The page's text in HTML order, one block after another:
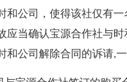
和公司，使得该社仅有
应当确认宝源合作社与
公司解除合同的诉请,一